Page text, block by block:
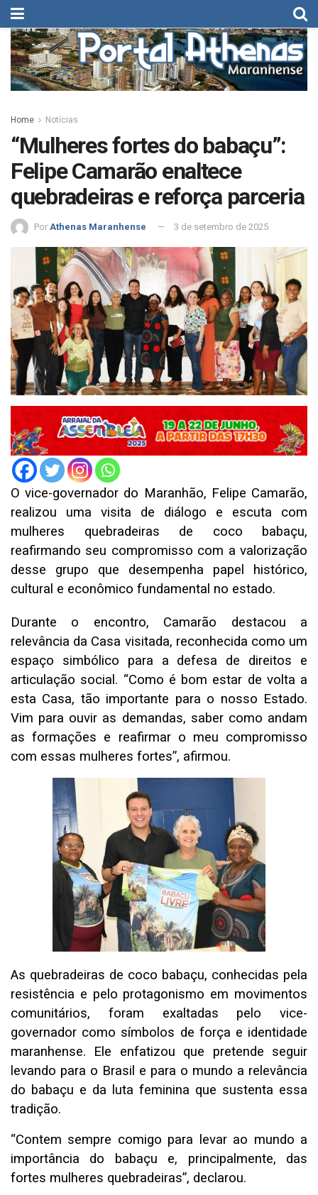
Home Notícias
“Mulheres fortes do babaçu”:
Felipe Camarão enaltece
quebradeiras e reforça parceria
Por Athenas Maranhense 3 de setembro de 2025
O vice-governador do Maranhão, Felipe Camarão,
realizou uma visita de diálogo e escuta com
mulheres quebradeiras de coco babaçu,
reafirmando seu compromisso com a valorização
desse grupo que desempenha papel histórico,
cultural e econômico fundamental no estado.
Durante o encontro, Camarão destacou a
relevância da Casa visitada, reconhecida como um
espaço simbólico para a defesa de direitos e
articulação social. “Como é bom estar de volta a
esta Casa, tão importante para o nosso Estado.
Vim para ouvir as demandas, saber como andam
as formações e reafirmar o meu compromisso
com essas mulheres fortes”, afirmou.
As quebradeiras de coco babaçu, conhecidas pela
resistência e pelo protagonismo em movimentos
comunitários, foram exaltadas pelo vice-
governador como símbolos de força e identidade
maranhense. Ele enfatizou que pretende seguir
levando para o Brasil e para o mundo a relevância
do babaçu e da luta feminina que sustenta essa
tradição.
“Contem sempre comigo para levar ao mundo a
importância do babaçu e, principalmente, das
fortes mulheres quebradeiras”, declarou.